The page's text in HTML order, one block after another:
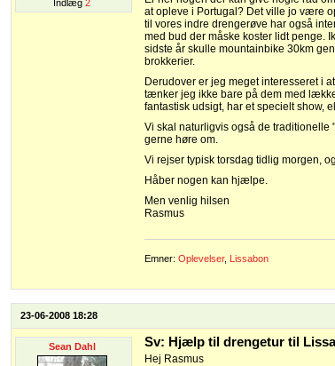
Indlæg 2
at opleve i Portugal? Det ville jo være
til vores indre drengerøve har også
med bud der måske koster lidt penge.
sidste år skulle mountainbike 30km
brokkerier.
Derudover er jeg meget interesseret i
tænker jeg ikke bare på dem med
fantastisk udsigt, har et specielt show,
Vi skal naturligvis også de traditionelle
gerne høre om.
Vi rejser typisk torsdag tidlig morgen,
Håber nogen kan hjælpe.
Men venlig hilsen
Rasmus
Emner: Oplevelser, Lissabon
23-06-2008 18:28
Sean Dahl Sv: Hjælp til drengetur til
Hej Rasmus